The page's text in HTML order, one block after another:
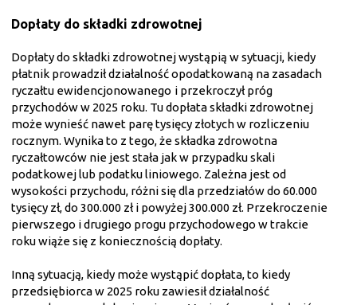
Dopłaty do składki zdrowotnej
Dopłaty do składki zdrowotnej wystąpią w sytuacji, kiedy
płatnik prowadził działalność opodatkowaną na zasadach
ryczałtu ewidencjonowanego i przekroczył próg
przychodów w 2025 roku. Tu dopłata składki zdrowotnej
może wynieść nawet parę tysięcy złotych w rozliczeniu
rocznym. Wynika to z tego, że składka zdrowotna
ryczałtowców nie jest stała jak w przypadku skali
podatkowej lub podatku liniowego. Zależna jest od
wysokości przychodu, różni się dla przedziałów do 60.000
tysięcy zł, do 300.000 zł i powyżej 300.000 zł. Przekroczenie
pierwszego i drugiego progu przychodowego w trakcie
roku wiąże się z koniecznością dopłaty.
Inną sytuacją, kiedy może wystąpić dopłata, to kiedy
przedsiębiorca w 2025 roku zawiesił działalność